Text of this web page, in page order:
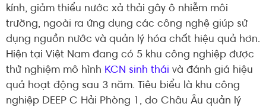
kính, giảm thiểu nước xả thải gây ô nhiễm môi
trường, ngoài ra ứng dụng các công nghệ giúp sử
dụng nguồn nước và quản lý hóa chất hiệu quả hơn.
Hiện tại Việt Nam đang có 5 khu công nghiệp được
thử nghiệm mô hình KCN sinh thái và đánh giá hiệu
quả hoạt động sau 3 năm. Tiêu biểu là khu công
nghiệp DEEP C Hải Phòng 1, do Châu Âu quản lý